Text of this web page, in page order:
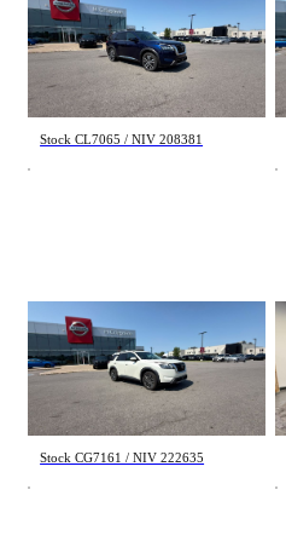
Nissan Pathfinder
Platinum 2024
46 803 $
Stock CL7065 / NIV 208381
Nissan Pathfinder
SL 2024
47 348 $
Stock CG7161 / NIV 222635